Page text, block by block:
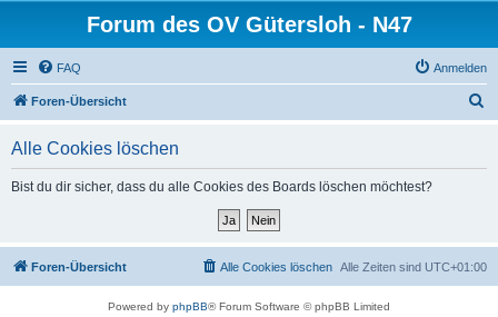
Forum des OV Gütersloh - N47
FAQ Anmelden
Foren-Übersicht
Alle Cookies löschen
Bist du dir sicher, dass du alle Cookies des Boards löschen möchtest?
Foren-Übersicht Alle Zeiten sind UTC+01:00
Alle Cookies löschen
Powered by phpBB® Forum Software © phpBB Limited